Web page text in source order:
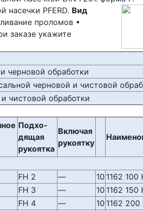
насечки PFERD. Вид
проломов •
заказе укажите
черновой обработки
черновой и чистовой
чистовой обработки
Подхо-
дящая
рукоятка
Включая
рукоятку
FH 2 — 10 1162 100
FH 3 — 10 1162 150
FH 4 — 10 1162